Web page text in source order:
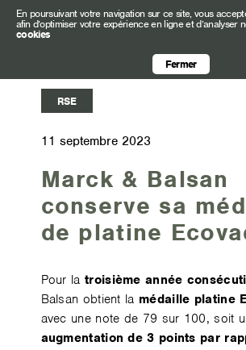
En poursuivant votre navigation sur ce site, vous
afin d’optimiser votre expérience en ligne et d’analyser
cookies
Fermer
RSE
11 septembre 2023
Marck & Balsan
conserve sa
de platine
Pour la troisième année
Balsan obtient la médaille platine
avec une note de 79 sur 100, soit
augmentation de 3 points par